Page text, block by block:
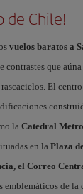
de Chile!
vuelos baratos a
contrastes que
El
la Catedral
en la Plaza
el Correo
emblemáticos de la